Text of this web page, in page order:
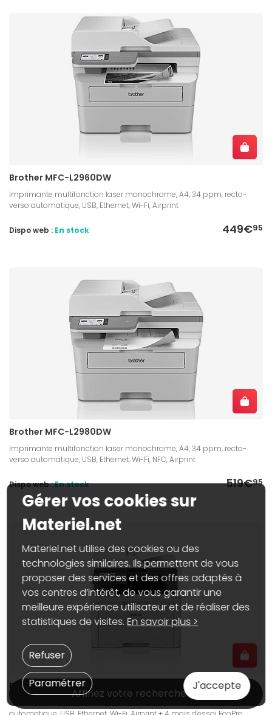
Brother MFC-L2960DW
Imprimante multifonction laser monochrome, A4, 34 ppm, recto-
verso automatique, USB, Ethernet, Wi-Fi, Airprint
449€95
Dispo web : En stock
Brother MFC-L2980DW
Imprimante multifonction laser monochrome, A4, 34 ppm, recto-
verso automatique, USB, Ethernet, Wi-Fi, NFC, Airprint
519€95
Dispo web :En stock
Brother MFC-L3740CDWE
Imprimante multifonction laser couleur, A4, 18 ppm, recto-verso
Affinez votre recherche
Gérer vos cookies sur
Materiel.net
Materiel.net utilise des cookies ou des
technologies similaires. Ils permettent de vous
proposer des services et des offres adaptés à
vos centres d’intérêt, de vous garantir une
meilleure expérience utilisateur et de réaliser des
statistiques de visites.En savoir plus >
J'accepte
Paramétrer
Refuser